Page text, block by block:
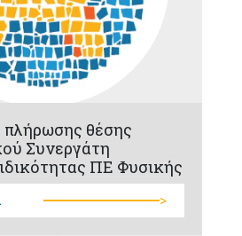
θέσης
Συνεργάτη
ΠΕ Φυσικής
>